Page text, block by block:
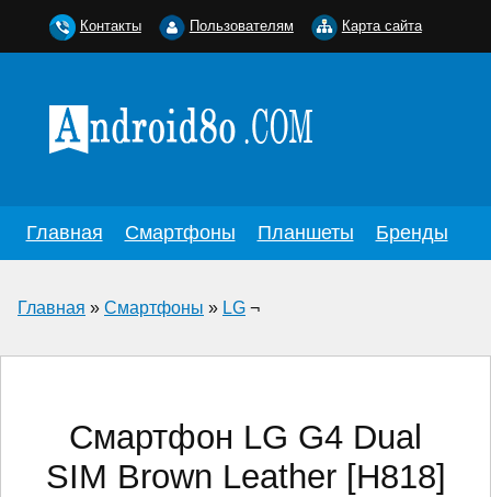
Главная Смартфоны Планшеты Бренды
Главная » Смартфоны » LG ¬
Смартфон LG G4 Dual
SIM Brown Leather [H818]
Контакты Пользователям Карта сайта